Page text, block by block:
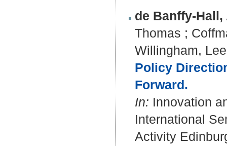
de Banffy-
Thomas ;
Willingham, Lee
Policy
Forward.
In: Innovation
International
Activity